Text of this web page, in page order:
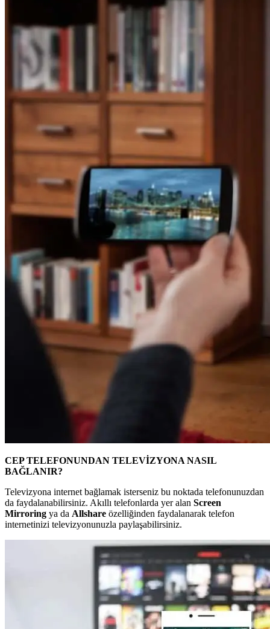
CEP TELEFONUNDAN TELEVİZYONA NASIL
BAĞLANIR?
Televizyona internet bağlamak isterseniz bu noktada telefonunuzdan
da faydalanabilirsiniz. Akıllı telefonlarda yer alan Screen
Mirroring ya da Allshare özelliğinden faydalanarak telefon
internetinizi televizyonunuzla paylaşabilirsiniz.